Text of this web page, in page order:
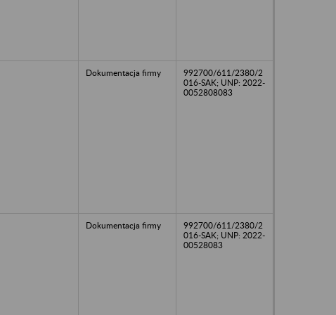
Dokumentacja firmy
992700/611/2380/2
016-SAK; UNP: 2022-
0052808083
Dokumentacja firmy
992700/611/2380/2
016-SAK; UNP: 2022-
00528083